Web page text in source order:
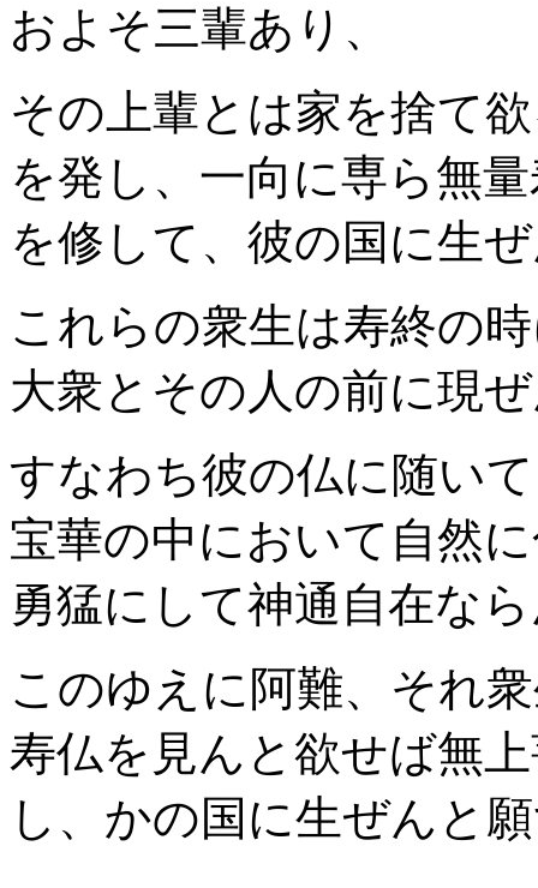
およそ三輩あり、
その上輩とは家を捨て
を発し、一向に専ら無
を修して、彼の国に生
これらの衆生は寿終の
大衆とその人の前に現
すなわち彼の仏に随い
宝華の中において自然
勇猛にして神通自在な
このゆえに阿難、それ
寿仏を見んと欲せば無
し、かの国に生ぜんと